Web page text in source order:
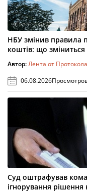
НБУ змінив правила
коштів: що
Автор:Лента от Протокола
06.08.2026
Суд оштрафував
ігнорування рішення